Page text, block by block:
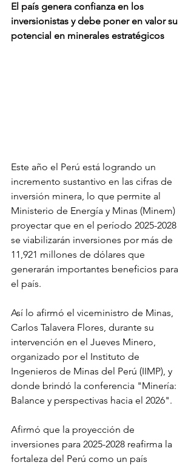
El país genera confianza en los
inversionistas y debe poner en valor su
potencial en minerales estratégicos
Este año el Perú está logrando un
incremento sustantivo en las cifras de
inversión minera, lo que permite al
Ministerio de Energía y Minas (Minem)
proyectar que en el período 2025-2028
se viabilizarán inversiones por más de
11,921 millones de dólares que
generarán importantes beneficios para
el país.
Así lo afirmó el viceministro de Minas,
Carlos Talavera Flores, durante su
intervención en el Jueves Minero,
organizado por el Instituto de
Ingenieros de Minas del Perú (IIMP), y
donde brindó la conferencia "Minería:
Balance y perspectivas hacia el 2026".
Afirmó que la proyección de
inversiones para 2025-2028 reafirma la
fortaleza del Perú como un país